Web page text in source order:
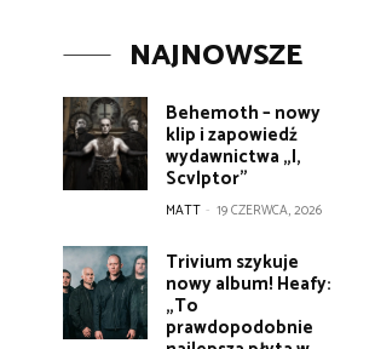
NAJNOWSZE
Behemoth – nowy
klip i zapowiedź
wydawnictwa „I,
Scvlptor”
MATT - 19 CZERWCA, 2026
Trivium szykuje
nowy album! Heafy:
„To
prawdopodobnie